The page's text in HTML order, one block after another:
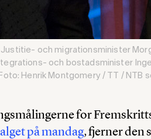
Justitie- och migrationsminister
och bostadsminister
Henrik Montgomery / TT / NTB
for
på mandag, fjerner den